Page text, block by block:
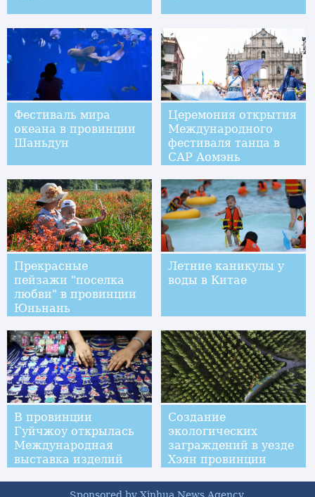
Фестиваль мира
океана в провинции
Шаньдун
Церемония открытия
Международного
фестиваля танца в
САР Аомэнь
Прекрасные
пейзажи "поселка
любви" в провинции
Юньнань
Летние каникулы у
воды в Китае
В провинции
Гуйчжоу открылась
Международная
выставка изделий
Создание
экологических
заграждений в уезде
Хэян провинции